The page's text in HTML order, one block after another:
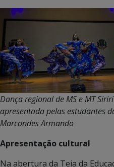
Dança regional de MS e MT
apresentada pelas estudantes
Marcondes Armando
Apresentação cultural
Na abertura da Teia da